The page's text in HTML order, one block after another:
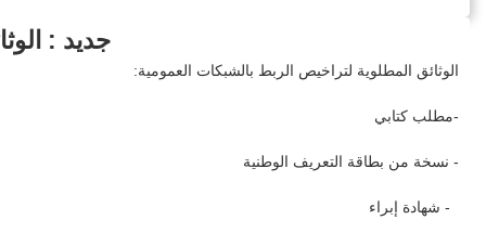
جديد :
الوثائق المطلوية لتراخيص الربط بالشبكات العمومية:
-مطلب كتابي
- نسخة من بطاقة التعريف الوطنية
- شهادة إبراء